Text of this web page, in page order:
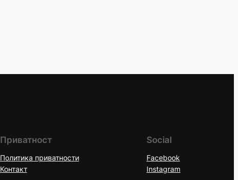
Приватност
Политика приватности
Контакт
Social
Facebook
Instagram